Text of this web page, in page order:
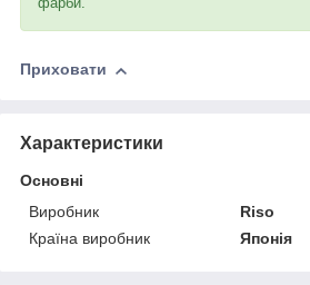
Приховати
Характеристики
Основні
Виробник
Riso
Країна виробник
Японія